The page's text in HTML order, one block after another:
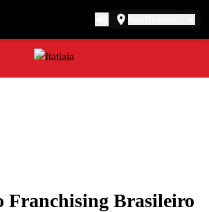
Franchising Brasileiro